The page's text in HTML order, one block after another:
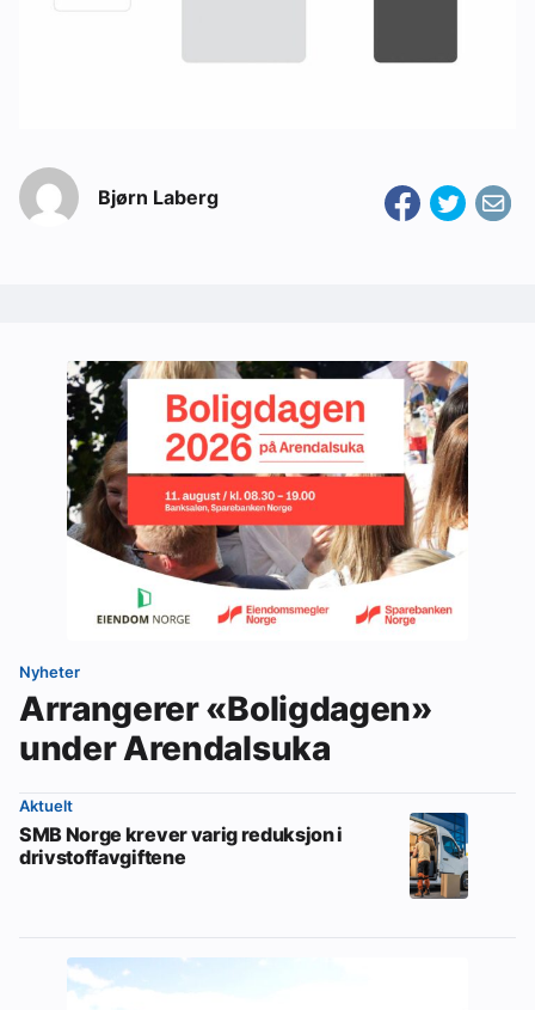
Bjørn Laberg
Nyheter
Arrangerer «Boligdagen»
under Arendalsuka
Aktuelt
SMB Norge krever varig reduksjon i
drivstoffavgiftene